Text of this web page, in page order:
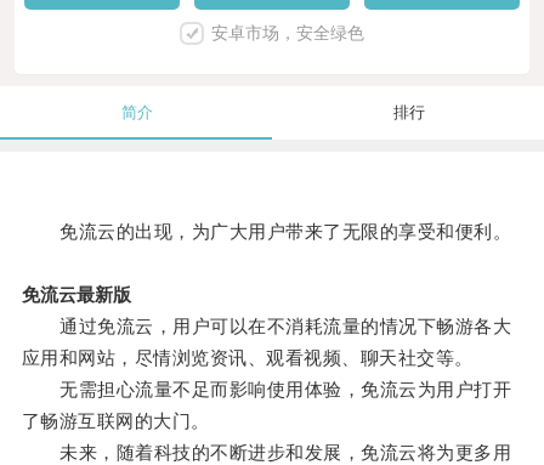
安卓市场，安全绿色
简介 排行
免流云的出现，为广大用户带来了无限的享受和便利。
免流云最新版
通过免流云，用户可以在不消耗流量的情况下畅游各大
应用和网站，尽情浏览资讯、观看视频、聊天社交等。
无需担心流量不足而影响使用体验，免流云为用户打开
了畅游互联网的大门。
未来，随着科技的不断进步和发展，免流云将为更多用